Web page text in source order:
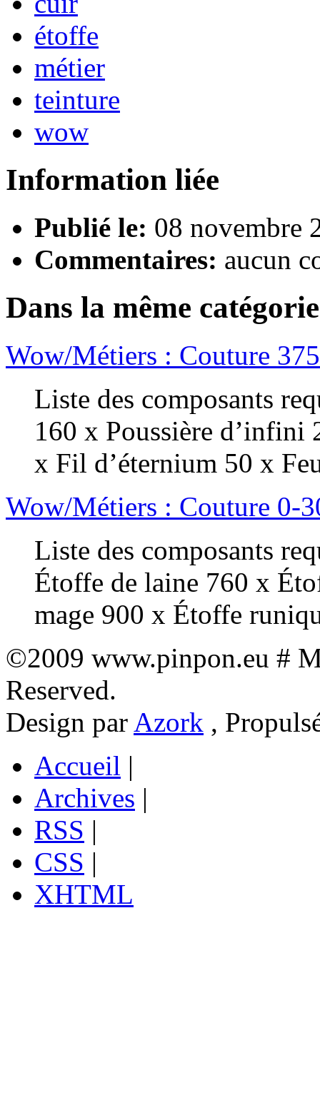
étoffe
métier
teinture
wow
Information liée
Publié le: 08 novembre
Commentaires: aucun
Dans la même catégorie
Wow/Métiers : Couture
Liste des composants
160 x Poussière d’infini
x Fil d’éternium 50 x
Wow/Métiers : Couture 0-
Liste des composants
Étoffe de laine 760 x
mage 900 x Étoffe
©2009 www.pinpon.eu #
Reserved.
Design par Azork ,
Accueil |
Archives |
RSS |
CSS |
XHTML